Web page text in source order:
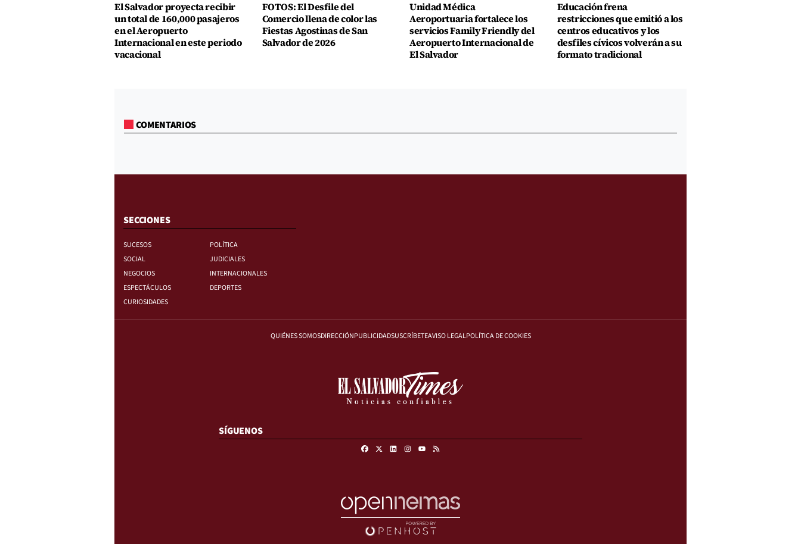
El Salvador proyecta recibir
un total de 160,000 pasajeros
en el Aeropuerto
Internacional en este periodo
vacacional
FOTOS: El Desfile del
Comercio llena de color las
Fiestas Agostinas de San
Salvador de 2026
Unidad Médica
Aeroportuaria fortalece los
servicios Family Friendly del
Aeropuerto Internacional de
El Salvador
Educación frena
restricciones que emitió a los
centros educativos y los
desfiles cívicos volverán a su
formato tradicional
COMENTARIOS
SECCIONES
SUCESOS
POLÍTICA
SOCIAL
JUDICIALES
NEGOCIOS
INTERNACIONALES
ESPECTÁCULOS
DEPORTES
CURIOSIDADES
QUIÉNES SOMOSDIRECCIÓNPUBLICIDADSUSCRÍBETEAVISO LEGALPOLÍTICA DE COOKIES
SÍGUENOS
FacebookLinkedinInstagram